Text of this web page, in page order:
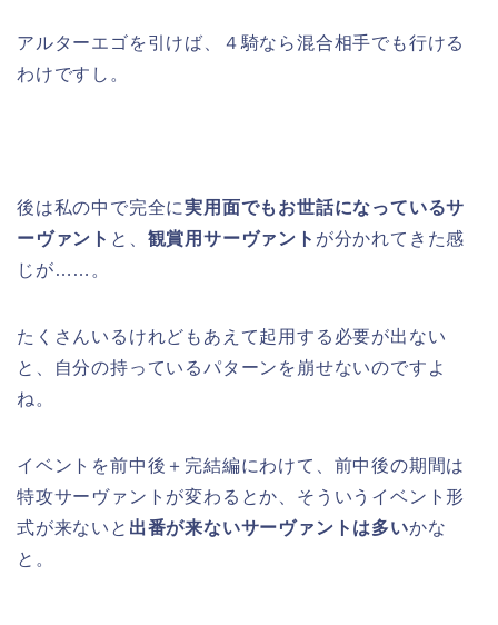
アルターエゴを引けば、４騎なら混合相手でも行ける
わけですし。
後は私の中で完全に実用面でもお世話になっているサ
ーヴァント と、 観賞用サーヴァント が分かれてきた感
じが……。
たくさんいるけれどもあえて起用する必要が出ない
と、自分の持っているパターンを崩せないのですよ
ね。
イベントを前中後＋完結編にわけて、前中後の期間は
特攻サーヴァントが変わるとか、そういうイベント形
式が来ないと 出番が来ないサーヴァントは多いかな
と。